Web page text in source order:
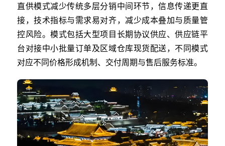
直供模式减少传统多层分销中间环节，信息传递更直
接，技术指标与需求易对齐，减少成本叠加与质量管
控风险。模式包括大型项目长期协议供应、供应链平
台对接中小批量订单及区域仓库现货配送，不同模式
对应不同价格形成机制、交付周期与售后服务标准。